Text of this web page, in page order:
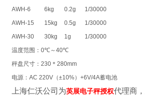
AWH-6
6kg 0.2g
1/30000
AWH-15
15kg 0.5g
1/30000
AWH-30
30kg 1g
1/30000
温度范围： 0℃～40℃
秤盘尺寸： 230＊ 280mm
电源： AC 220V（±10%） +6V/4A蓄电池
上海仁沃公司为英展电子秤授权代理商